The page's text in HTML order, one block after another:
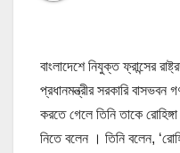
বাংলাদেশে নিযুক্ত ফ্রান্সের
প্রধানমন্ত্রীর সরকারি বাসভবন
করতে গেলে তিনি তাকে
নিতে বলেন । তিনি বলেন,